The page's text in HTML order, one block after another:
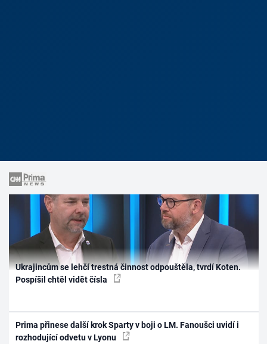
Ukrajincům se lehčí trestná činnost odpouštěla, tvrdí Koten.
Pospíšil chtěl vidět čísla
Prima přinese další krok Sparty v boji o LM. Fanoušci uvidí i
rozhodující odvetu v Lyonu